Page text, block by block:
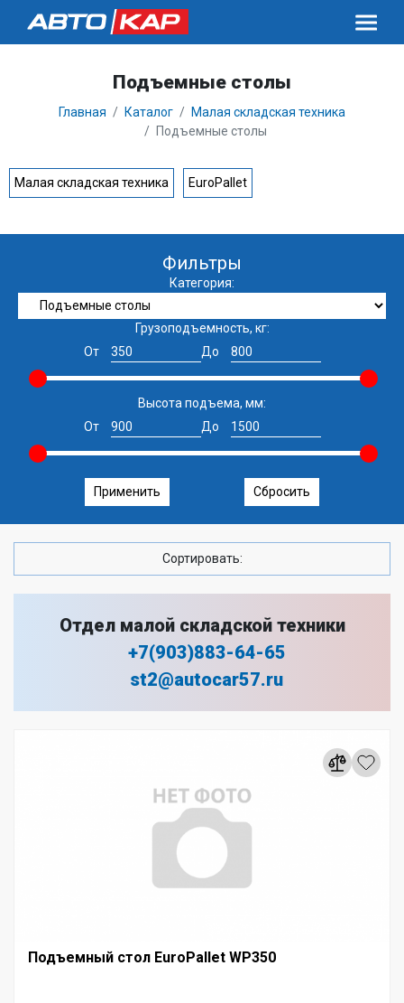
Подъемные столы
Главная Каталог
Малая складская техника
Подъемные столы
Малая складская техника EuroPallet
Фильтры
Категория:
Грузоподъемность, кг:
От
До
Высота подъема, мм:
От
До
Применить Сбросить
Сортировать:
Отдел малой складской техники
+7(903)883-64-65
st2@autocar57.ru
Подъемный стол EuroPallet WP350